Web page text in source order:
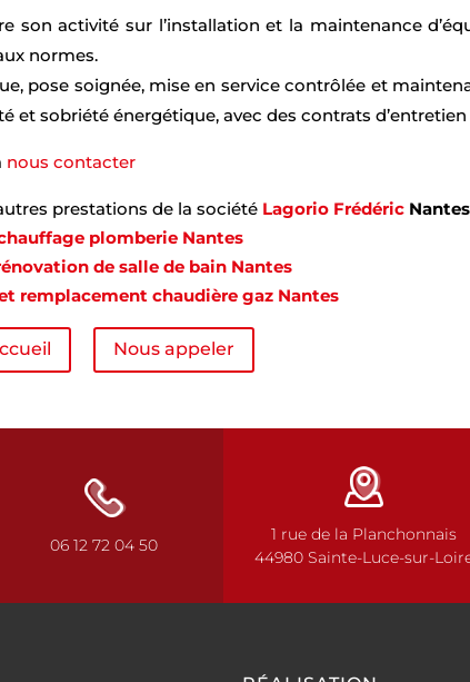
son activité sur l’installation et la maintenance
normes.
pose soignée, mise en service contrôlée et
et sobriété énergétique, avec des contrats d’entretien
nous contacter
prestations de la société Lagorio FrédéricNantes
plomberie Nantes
de salle de bain Nantes
remplacement chaudière gaz Nantes
Nous appeler
06 12 72 04 50
1 rue de la Planchonnais
44980 Sainte-Luce-sur-